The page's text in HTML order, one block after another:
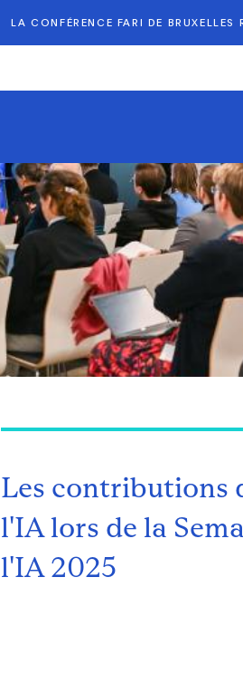
LA CONFÉRENCE FARI DE
Les contributions
l'IA lors de la
l'IA 2025